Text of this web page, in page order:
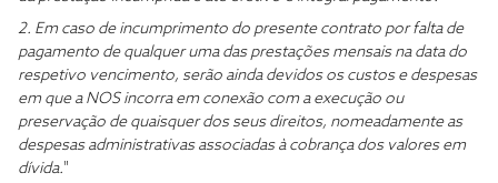
2. Em caso de incumprimento do presente contrato por falta de
pagamento de qualquer uma das prestações mensais na data do
respetivo vencimento, serão ainda devidos os custos e despesas
em que a NOS incorra em conexão com a execução ou
preservação de quaisquer dos seus direitos, nomeadamente as
despesas administrativas associadas à cobrança dos valores em
dívida."